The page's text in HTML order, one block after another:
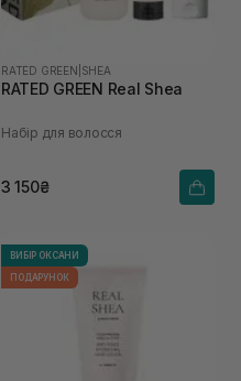
RATED GREEN SHEA
RATED GREEN Real Shea
Набір для волосся
3 150₴
ВИБІР ОКСАНИ
ПОДАРУНОК